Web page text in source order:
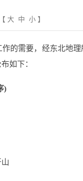
大 中 小 】
需要，经东北地理
如下：
)